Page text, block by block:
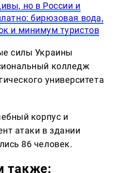
но в России и
бирюзовая вода,
и минимум туристов
силы Украины
колледж
университета
корпус и
атаки в здании
86 человек.
также: